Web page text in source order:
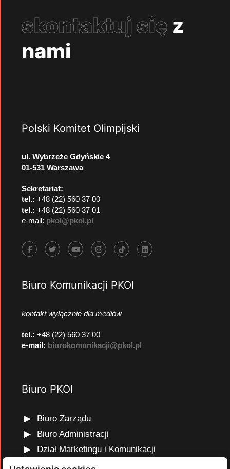
skontaktuj się z
nami
Polski Komitet Olimpijski
ul. Wybrzeże Gdyńskie 4
01-531 Warszawa
Sekretariat:
tel.: +48 (22) 560 37 00
tel.: +48 (22) 560 37 01
e-mail: pkol@pkol.pl
Biuro Komunikacji PKOl
kontakt wyłącznie dla mediów
tel.: +48 (22) 560 37 00
e-mail: biurokomunikacji@pkol.pl
Biuro PKOl
Biuro Zarządu
Biuro Administracji
Dział Marketingu i Komunikacji
Dział Edukacji Olimpijskiej